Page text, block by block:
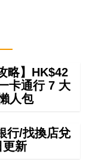
略】HK$42
卡通行 7 大
人包
行/找換店兌
更新